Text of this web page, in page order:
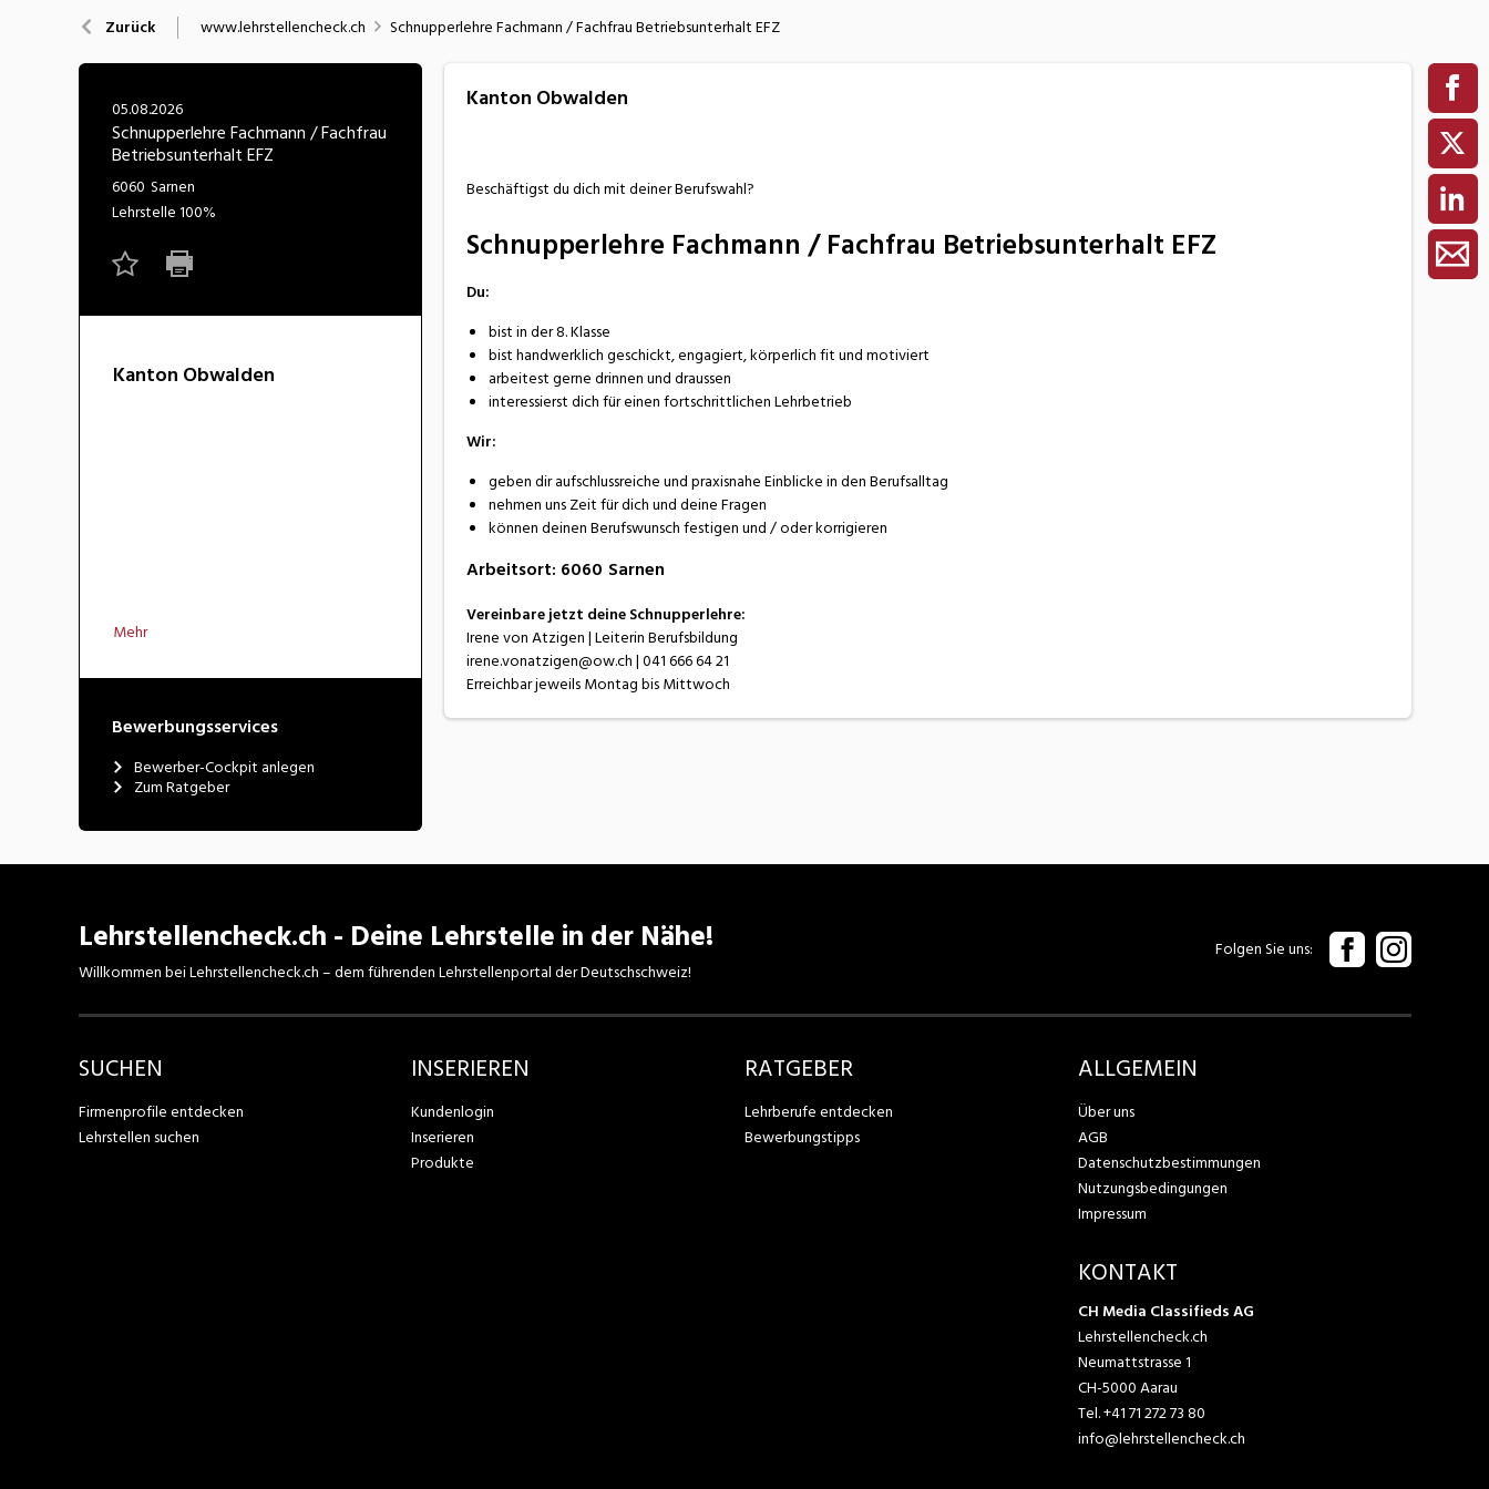
Nahrung
Wirtschaft/Verwaltung
Zurück www.lehrstellencheck.ch Schnupperlehre Fachmann / Fachfrau Betriebsunterhalt EFZ
05.08.2026
Schnupperlehre Fachmann / Fachfrau
Betriebsunterhalt EFZ
6060 Sarnen
Lehrstelle100%
Kanton Obwalden
Mehr
Bewerbungsservices
Bewerber-Cockpit anlegen
Zum Ratgeber
Kanton Obwalden
Beschäftigst du dich mit deiner Berufswahl?
Schnupperlehre Fachmann / Fachfrau Betriebsunterhalt EFZ
Du:
bist in der 8. Klasse
bist handwerklich geschickt, engagiert, körperlich fit und motiviert
arbeitest gerne drinnen und draussen
interessierst dich für einen fortschrittlichen Lehrbetrieb
Wir:
geben dir aufschlussreiche und praxisnahe Einblicke in den Berufsalltag
nehmen uns Zeit für dich und deine Fragen
können deinen Berufswunsch festigen und / oder korrigieren
Arbeitsort: 6060 Sarnen
Vereinbare jetzt deine Schnupperlehre:
Irene von Atzigen | Leiterin Berufsbildung
irene.vonatzigen@ow.ch | 041 666 64 21
Erreichbar jeweils Montag bis Mittwoch
Lehrstellencheck.ch - Deine Lehrstelle in der Nähe!
Willkommen bei Lehrstellencheck.ch – dem führenden Lehrstellenportal der Deutschschweiz!
Folgen Sie uns
SUCHEN
Firmenprofile entdecken
Lehrstellen suchen
INSERIEREN
Kundenlogin
Inserieren
Produkte
RATGEBER
Lehrberufe entdecken
Bewerbungstipps
ALLGEMEIN
Über uns
AGB
Datenschutzbestimmungen
Nutzungsbedingungen
Impressum
KONTAKT
CH Media Classifieds AG
Lehrstellencheck.ch
Neumattstrasse 1
CH-5000 Aarau
Tel.+41 71 272 73 80
info@lehrstellencheck.ch